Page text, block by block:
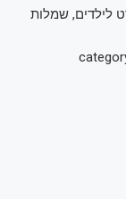
לילדים, שמלות